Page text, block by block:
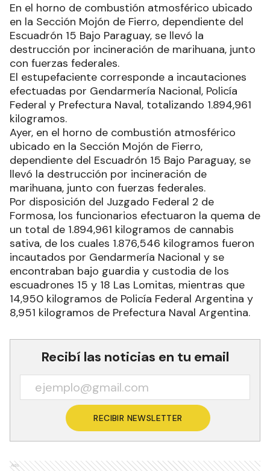
En el horno de combustión atmosférico ubicado
en la Sección Mojón de Fierro, dependiente del
Escuadrón 15 Bajo Paraguay, se llevó la
destrucción por incineración de marihuana, junto
con fuerzas federales.
El estupefaciente corresponde a incautaciones
efectuadas por Gendarmería Nacional, Policía
Federal y Prefectura Naval, totalizando 1.894,961
kilogramos.
Ayer, en el horno de combustión atmosférico
ubicado en la Sección Mojón de Fierro,
dependiente del Escuadrón 15 Bajo Paraguay, se
llevó la destrucción por incineración de
marihuana, junto con fuerzas federales.
Por disposición del Juzgado Federal 2 de
Formosa, los funcionarios efectuaron la quema de
un total de 1.894,961 kilogramos de cannabis
sativa, de los cuales 1.876,546 kilogramos fueron
incautados por Gendarmería Nacional y se
encontraban bajo guardia y custodia de los
escuadrones 15 y 18 Las Lomitas, mientras que
14,950 kilogramos de Policía Federal Argentina y
8,951 kilogramos de Prefectura Naval Argentina.
Recibí las noticias en tu email
RECIBIR NEWSLETTER
Ads